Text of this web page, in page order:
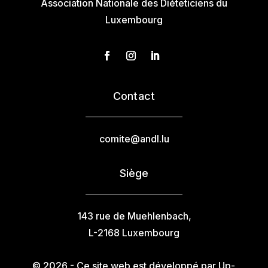
Association Nationale des Diéteticiens du
Luxembourg
Contact
comite@andl.lu
Siège
143 rue de Muehlenbach,
L-2168 Luxembourg
© 2026 - Ce site web est développé par Up-